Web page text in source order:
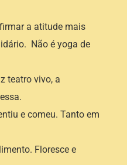
a atitude mais
Não é yoga de
teatro vivo, a
e comeu. Tanto em
Floresce e